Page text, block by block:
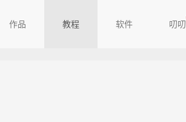
作品 教程 软件 叨叨